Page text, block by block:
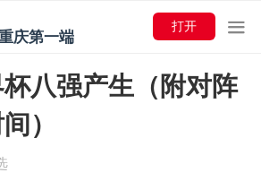
庆第一端
打开
八强产生（附对阵
）